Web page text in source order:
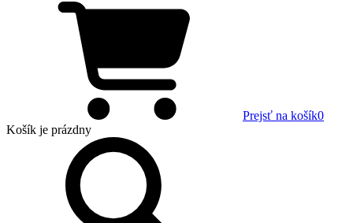
Prejsť na košík0
Košík je prázdny